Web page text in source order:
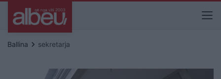
Ballina keyboard_arrow_right sekretarja